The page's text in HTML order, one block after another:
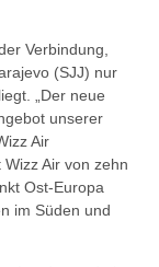
Verbindung,
(SJJ) nur
„Der neue
unserer
Air
Air von zehn
Ost-Europa
im Süden und